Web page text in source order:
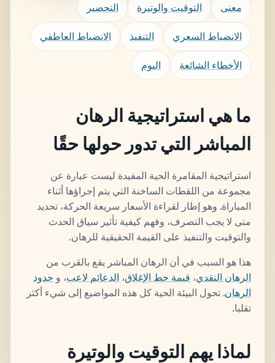
معنى التوقيت والوتيرة التحضير
الانضباط السعري التنفيذ الانضباط العاطفي
الأخطاء الشائعة اليوم
ما هي استراتيجية الرهان
المباشر التي تدور حولها حقًا
استراتيجية المقامرة الحية المفيدة ليست عبارة عن
مجموعة من اللقطات الساخنة التي يتم إجراؤها أثناء
المباراة. وهو إطار لقراءة الأسعار سريعة الحركة، تحديد
متى لا يجب التصرف، وفهم كيفية تأثير سياق الحدث
والتوقيت والتنفيذ على القيمة الحقيقية للرهان.
هذا هو السبب في أن الرهان المباشر يقع بالقرب من
الرهان النقدي، قيمة خط الإغلاق، الدعائم لاعب، و حدود
الرهان. تحول البيئة الحية كل هذه المواضيع إلى شيء أكثر
تقلبا.
لماذا يهم التوقيت والوتيرة